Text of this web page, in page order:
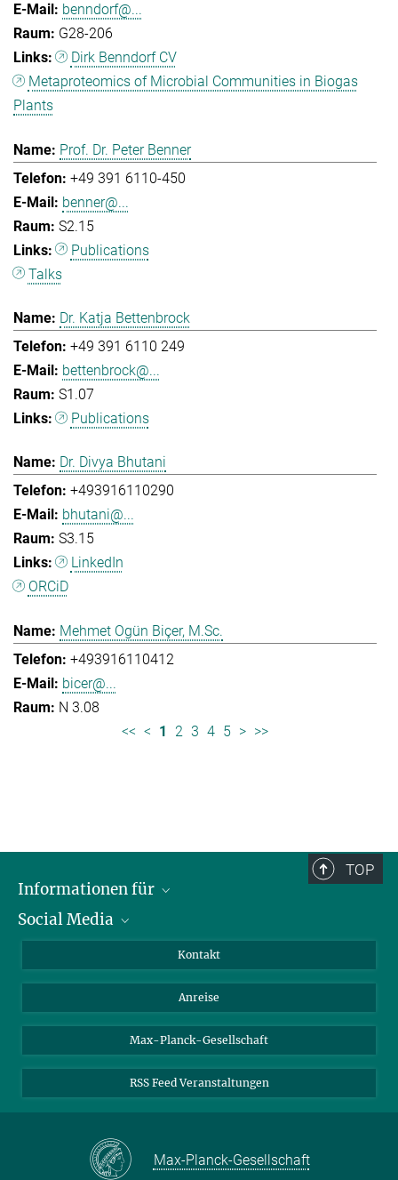
benndorf@...
G28-206
Dirk Benndorf CV
Metaproteomics of Microbial Communities in Biogas
Plants
Prof. Dr. Peter Benner
+49 391 6110-450
benner@...
S2.15
Publications
Talks
Dr. Katja Bettenbrock
+49 391 6110 249
bettenbrock@...
S1.07
Publications
Dr. Divya Bhutani
+493916110290
bhutani@...
S3.15
LinkedIn
ORCiD
Mehmet Ogün Biçer, M.Sc.
+493916110412
bicer@...
N 3.08
<< < 1 2 3 4 5 > >>
TOP
Informationen für
Wissenschaftlerinnen und Wissenschaftler
Bewerberinnen und Bewerber
Medienvertreter
Schülerinnen und Schüler
Social Media
YouTube
Mastodon
Kontakt
Anreise
Max-Planck-Gesellschaft
RSS Feed Veranstaltungen
Max-Planck-Gesellschaft